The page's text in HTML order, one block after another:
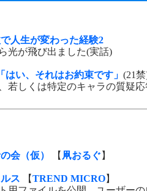
人生が変わった経験2
光が飛び出ました(実話)
い、それはお約束です」 (21
若しくは特定のキャラの質疑
会（仮） 【 凧おるぐ 】
ス 【TREND MICRO】